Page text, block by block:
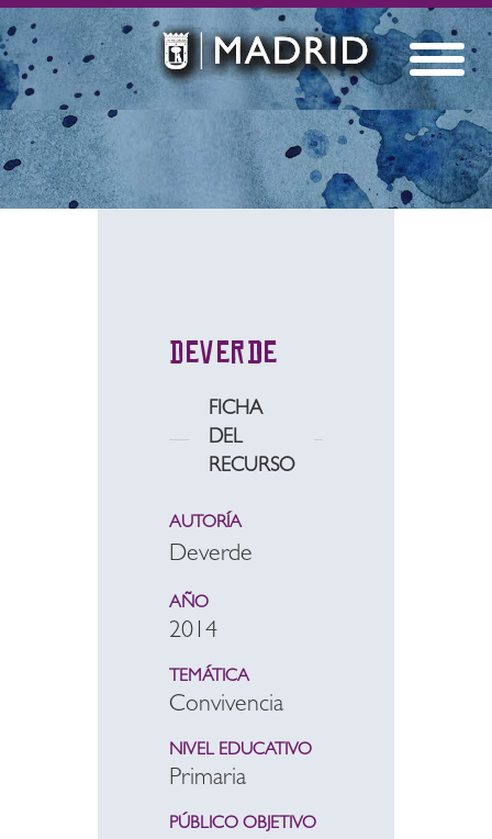
Deverde
FICHA
DEL
RECURSO
AUTORÍA
Deverde
AÑO
2014
TEMÁTICA
Convivencia
NIVEL EDUCATIVO
Primaria
PÚBLICO OBJETIVO